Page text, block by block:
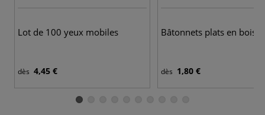
Lot de 100 yeux mobiles
dès 4,45 €
Bâtonnets plats en bois
dès 1,80 €